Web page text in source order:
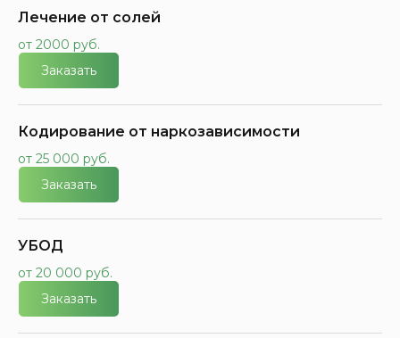
Лечение от солей
от 2000 руб.
Заказать
Кодирование от наркозависимости
от 25 000 руб.
Заказать
УБОД
от 20 000 руб.
Заказать